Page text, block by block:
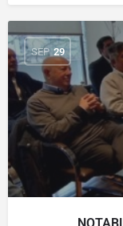
SEP 29